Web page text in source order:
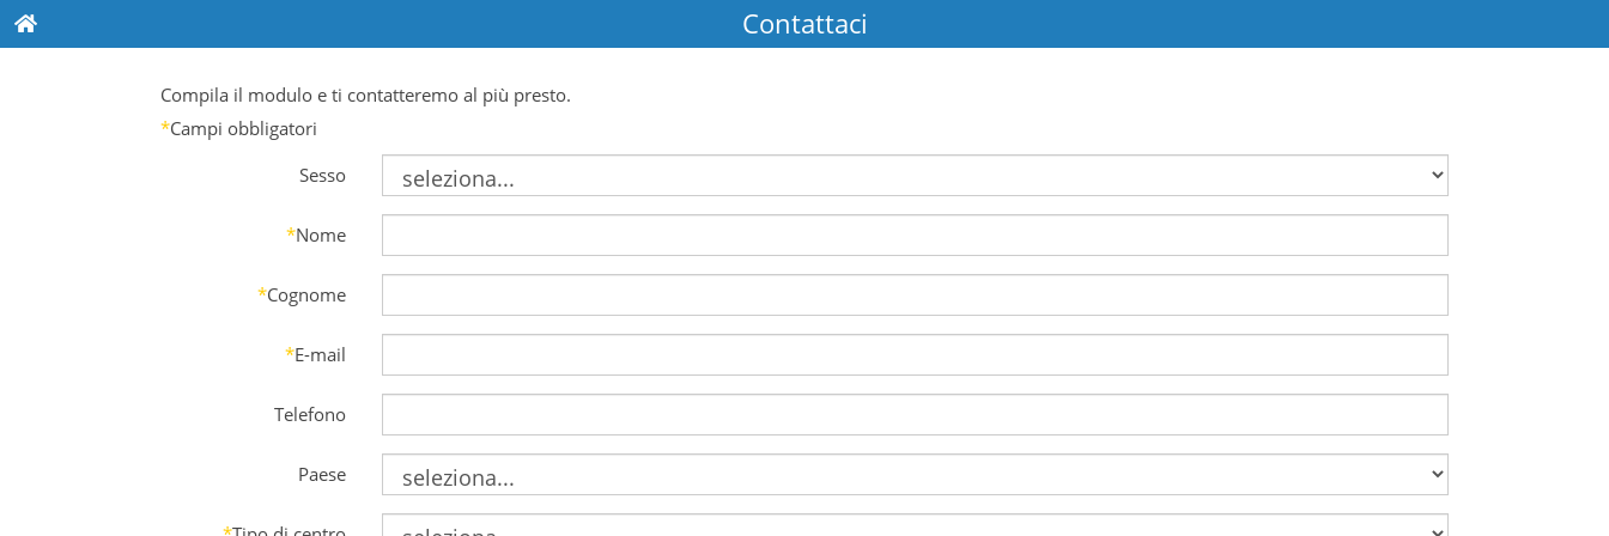
Contattaci
Compila il modulo e ti contatteremo al più presto.
*Campi obbligatori
Sesso
*Nome
*Cognome
*E-mail
Telefono
Paese